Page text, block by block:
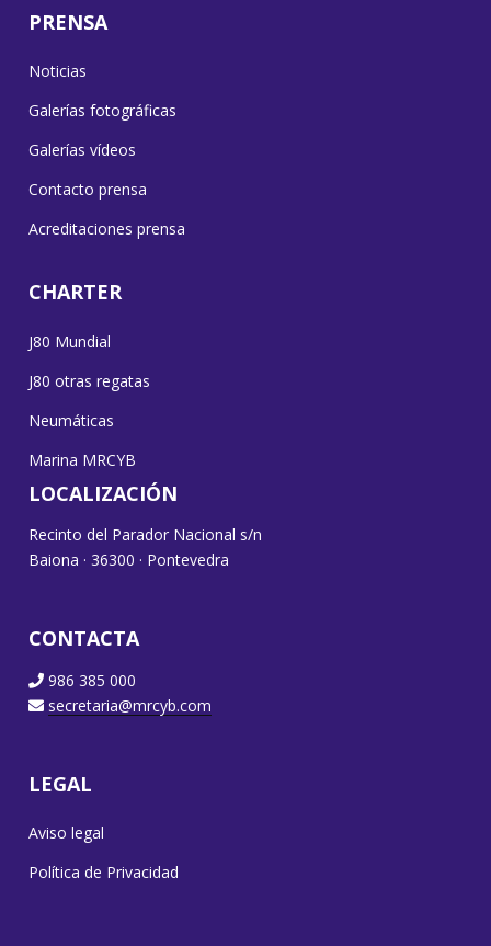
PRENSA
Noticias
Galerías fotográficas
Galerías vídeos
Contacto prensa
Acreditaciones prensa
CHARTER
J80 Mundial
J80 otras regatas
Neumáticas
Marina MRCYB
LOCALIZACIÓN
Recinto del Parador Nacional s/n
Baiona · 36300 · Pontevedra
CONTACTA
986 385 000
secretaria@mrcyb.com
LEGAL
Aviso legal
Política de Privacidad